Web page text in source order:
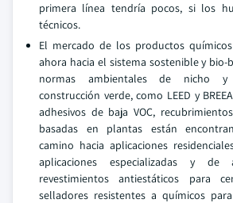
primera línea tendría pocos, si los
técnicos.
El mercado de los productos
ahora hacia el sistema sostenible y
normas ambientales de nicho y
construcción verde, como LEED y
adhesivos de baja VOC,
basadas en plantas están
camino hacia aplicaciones
aplicaciones especializadas y
revestimientos antiestáticos para
selladores resistentes a químicos